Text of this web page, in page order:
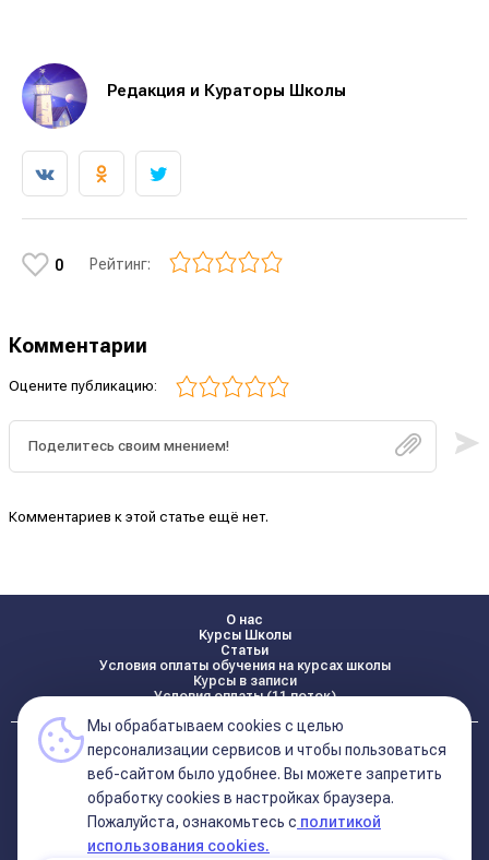
Редакция и Кураторы Школы
0 Рейтинг:
Комментарии
Оцените публикацию:
Комментариев к этой статье ещё нет.
О нас
Курсы Школы
Статьи
Условия оплаты обучения на курсах школы
Курсы в записи
Условия оплаты (11 поток)
Реквизиты
Контакты
Политика конфиденциальности
Договор оферта (соглашение)
+7 495 681 02 96
Мы обрабатываем cookies с целью
персонализации сервисов и чтобы пользоваться
веб-сайтом было удобнее. Вы можете запретить
обработку сookies в настройках браузера.
Пожалуйста, ознакомьтесь с политикой
использования cookies.